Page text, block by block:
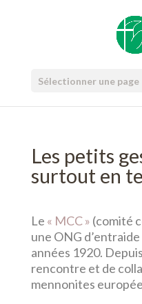
Sélectionner une page
Les petits
surtout en
Le « MCC » (comité
une ONG
années 1920.
rencontre et de
mennonites